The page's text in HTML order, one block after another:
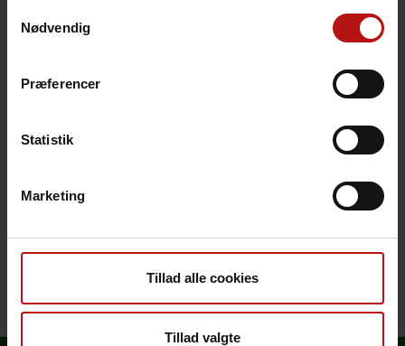
Nødvendig
Præferencer
Statistik
Marketing
Tillad alle cookies
Tillad valgte
Svartid
Bemærkning
Relaterede analyser
Analysens princip
Henvendelse